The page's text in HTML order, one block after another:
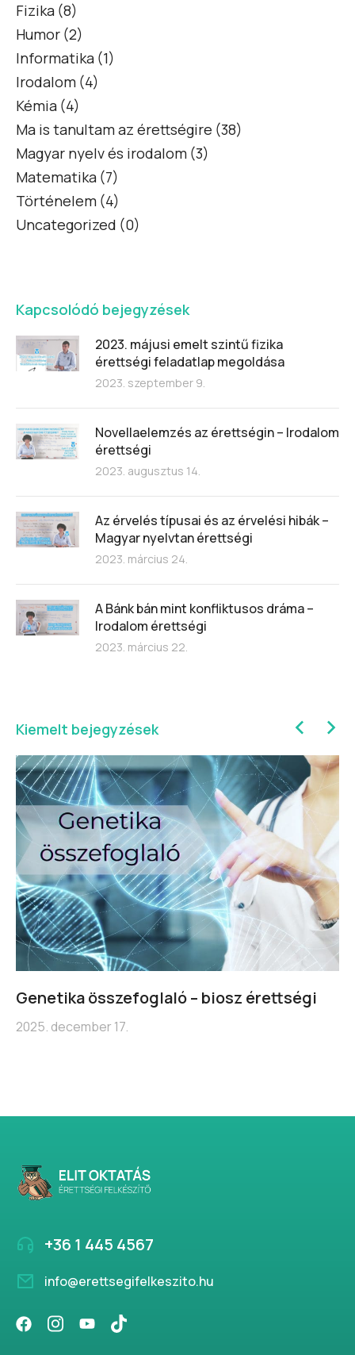
Fizika (8)
Humor (2)
Informatika (1)
Irodalom (4)
Kémia (4)
Ma is tanultam az érettségire (38)
Magyar nyelv és irodalom (3)
Matematika (7)
Történelem (4)
Uncategorized (0)
Kapcsolódó bejegyzések
2023. májusi emelt szintű fizika
érettségi feladatlap megoldása
2023. szeptember 9.
Novellaelemzés az érettségin – Irodalom
érettségi
2023. augusztus 14.
Az érvelés típusai és az érvelési hibák –
Magyar nyelvtan érettségi
2023. március 24.
A Bánk bán mint konfliktusos dráma –
Irodalom érettségi
2023. március 22.
Kiemelt bejegyzések
Genetika összefoglaló – biosz érettségi
2025. december 17.
+36 1 445 4567
info@erettsegifelkeszito.hu